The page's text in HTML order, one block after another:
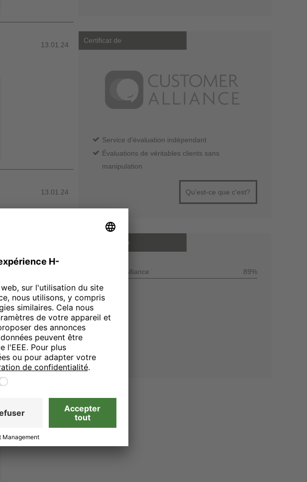
13.01.24
13.01.24
12.01.24
Certificat de
Service d'évaluation indépendant
Évaluations de véritables clients sans
manipulation
Qu'est-ce que c'est?
Note moyenne
Customer Alliance 89%